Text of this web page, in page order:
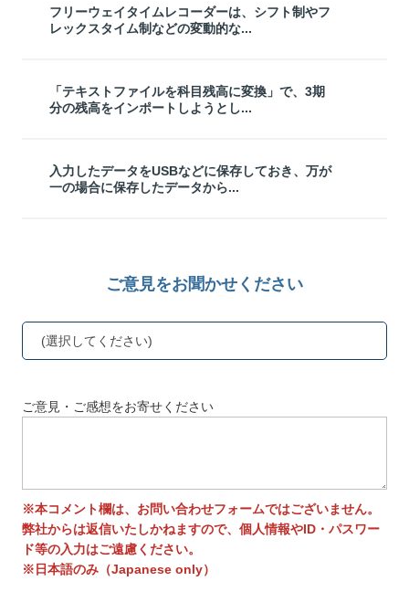
フリーウェイタイムレコーダーは、シフト制やフ
レックスタイム制などの変動的な...
「テキストファイルを科目残高に変換」で、3期
分の残高をインポートしようとし...
入力したデータをUSBなどに保存しておき、万が
一の場合に保存したデータから...
ご意見をお聞かせください
(選択してください)
ご意見・ご感想をお寄せください
※本コメント欄は、お問い合わせフォームではございません。
弊社からは返信いたしかねますので、個人情報やID・パスワー
ド等の入力はご遠慮ください。
※日本語のみ（Japanese only）